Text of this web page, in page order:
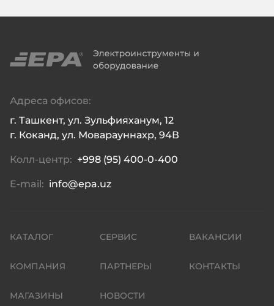
Адреса офисов:
г. Ташкент, ул. Зульфияханум, 12
г. Коканд, ул. Моварауннахр, 94В
Колл-центр: +998 (95) 400-0-400
E-mail: info@epa.uz
КАТАЛОГ
КОМПАНИЯ
МАГАЗИНЫ
СЕРВИС
ПАРТНЕРЫ
НОВОСТИ
ВАКАНСИИ
КОНТАКТЫ